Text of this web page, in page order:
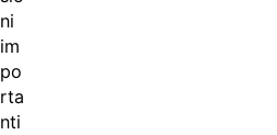
ni
im
po
rta
nti